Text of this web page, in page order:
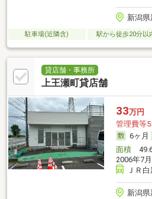
新潟
駐車場(近隣含) 駅から徒歩20分以
貸店舗・事務所
上王瀬町貸店舗
33万円
管理費等
6ヶ月
面積
2006年7
ＪＲ
新潟